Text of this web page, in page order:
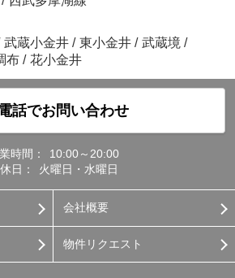
武蔵小金井 / 東小金井 / 武蔵境 /
布 / 花小金井
話でお問い合わせ
時間：
10:00～20:00
日：
火曜日・水曜日
会社概要
物件リクエスト